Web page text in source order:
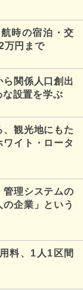
時の宿泊・交
万円まで
関係人口創出
設置を学ぶ
、観光地にもた
イト・ロータ
理システムの
企業」という
料、1人1区間